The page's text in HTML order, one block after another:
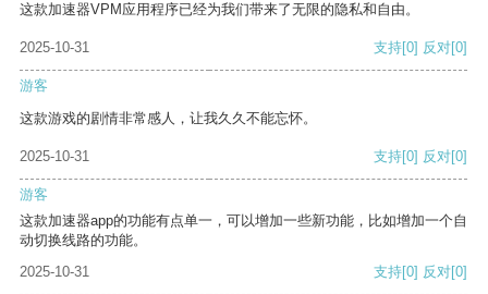
这款加速器VPM应用程序已经为我们带来了无限的隐私和自由。
2025-10-31 支持[0] 反对[0]
游客
这款游戏的剧情非常感人，让我久久不能忘怀。
2025-10-31 支持[0] 反对[0]
游客
这款加速器app的功能有点单一，可以增加一些新功能，比如增加一个自
动切换线路的功能。
2025-10-31
支持[0] 反对[0]